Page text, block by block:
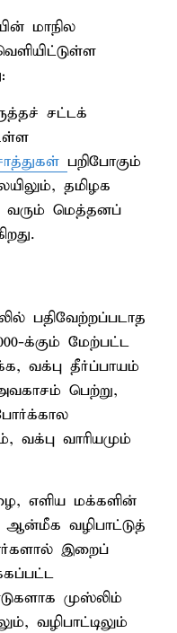
மாநில
சட்டக்
பறிபோகும்
தமிழக
வரும் மெத்தனப்
பதிவேற்றப்படாத
க்கும் மேற்பட்ட
வக்பு தீர்ப்பாயம்
பெற்று,
வக்பு வாரியமும்
எளிய மக்களின்
ஆன்மீக வழிபாட்டுத்
இறைப்
முஸ்லிம்
வழிபாட்டிலும்